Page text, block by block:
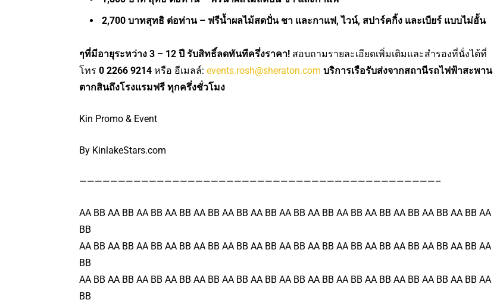
2,700 บาทสุทธิ ต่อท่าน – ฟรีน้ำผลไม้สดปั่น ชา และกาแฟ, ไวน์, สปาร์คกิ้ง และเบียร์ แบบไม่อั้น
ๆที่มีอายุระหว่าง 3 – 12 ปี รับสิทธิ์ลดทันทีครึ่งราคา! สอบถามรายละเอียดเพิ่มเติมและสำรองที่นั่งได้ที่
โทร 0 2266 9214 หรือ อีเมลล์: events.rosh@sheraton.com บริการเรือรับส่งจากสถานีรถไฟฟ้าสะพาน
ตากสินถึงโรงแรมฟรี ทุกครึ่งชั่วโมง
Kin Promo & Event
By KinlakeStars.com
——————————————————————————————————————————————–
AA BB AA BB AA BB AA BB AA BB AA BB AA BB AA BB AA BB AA BB AA BB AA BB AA BB AA BB AA
BB
AA BB AA BB AA BB AA BB AA BB AA BB AA BB AA BB AA BB AA BB AA BB AA BB AA BB AA BB AA
BB
AA BB AA BB AA BB AA BB AA BB AA BB AA BB AA BB AA BB AA BB AA BB AA BB AA BB AA BB AA
BB